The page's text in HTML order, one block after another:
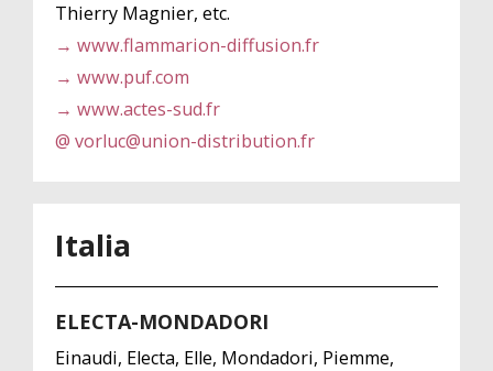
Thierry Magnier, etc.
→ www.flammarion-diffusion.fr
→ www.puf.com
→ www.actes-sud.fr
@ vorluc@union-distribution.fr
Italia
ELECTA-MONDADORI
Einaudi, Electa, Elle, Mondadori, Piemme,